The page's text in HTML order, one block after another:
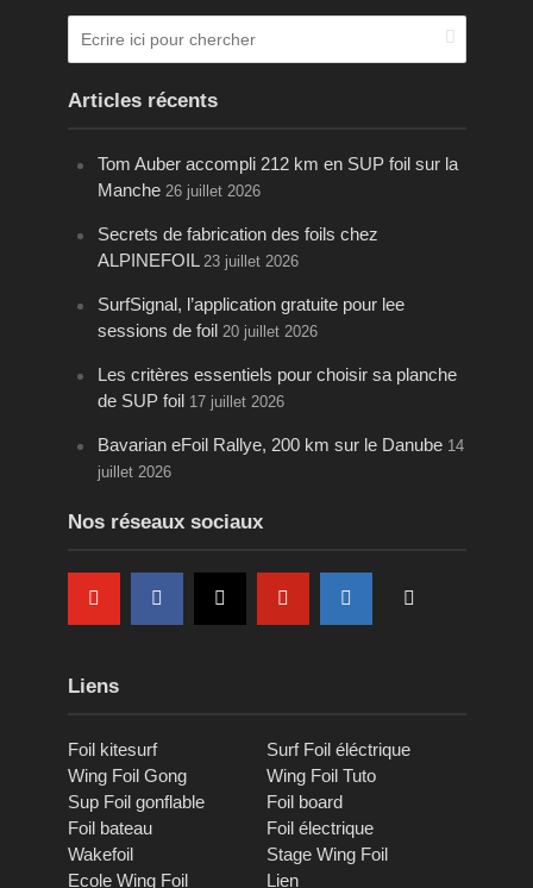
Articles récents
Tom Auber accompli 212 km en SUP foil sur la
Manche 26 juillet 2026
Secrets de fabrication des foils chez
ALPINEFOIL 23 juillet 2026
SurfSignal, l’application gratuite pour lee
sessions de foil 20 juillet 2026
Les critères essentiels pour choisir sa planche
de SUP foil 17 juillet 2026
Bavarian eFoil Rallye, 200 km sur le Danube 14
juillet 2026
Nos réseaux sociaux
Liens
Foil kitesurf
Surf Foil éléctrique
Wing Foil Gong
Wing Foil Tuto
Sup Foil gonflable
Foil board
Foil bateau
Foil électrique
Wakefoil
Stage Wing Foil
Ecole Wing Foil
Lien